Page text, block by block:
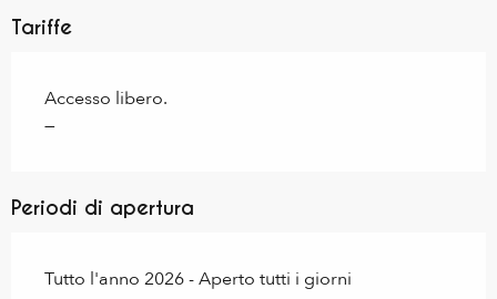
Tariffe
Accesso libero.
—
Periodi di apertura
Tutto l'anno 2026 - Aperto tutti i giorni